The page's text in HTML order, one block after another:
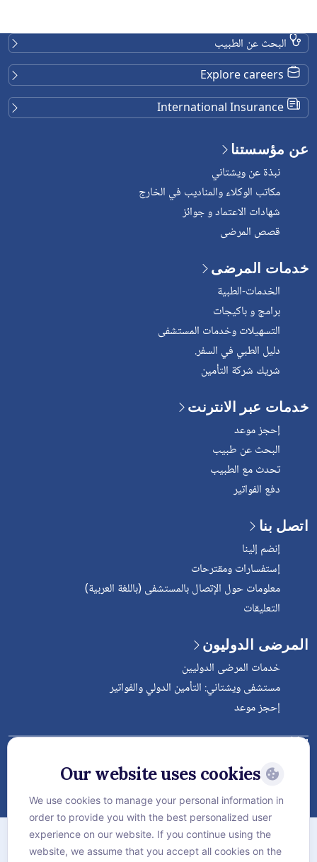
البحث عن الطبيب
عن مؤسستنا
نبذة عن ويشتاني
مكاتب الوكلاء والمناديب في الخارج
شهادات الاعتماد و جوائز
قصص المرضى
خدمات المرضى
الخدمات-الطبية
برامج و باكيجات
التسهيلات وخدمات المستشفى
دليل الطبي في السفر.
شريك شركة التأمين
خدمات عبر الانترنت
إحجز موعد
البحث عن طبيب
تحدث مع الطبيب
دفع الفواتير
اتصل بنا
إنضم إلينا
إستفسارات ومقترحات
معلومات حول الإتصال بالمستشفى (باللغة العربية)
التعليقات
المرضى الدوليون
خدمات المرضى الدوليين
مستشفى ويشتاني: التأمين الدولي والفواتير
إحجز موعد
Follow Vejthani International
Hospital
الخريطة
سياسة الخصوصية
Our website uses cookies
We use cookies to manage your personal information in
order to provide you with the best personalized user
experience on our website. If you continue using the
website, we assume that you accept all cookies on the